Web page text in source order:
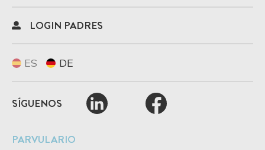
LOGIN PADRES
ES DE
SÍGUENOS
PARVULARIO